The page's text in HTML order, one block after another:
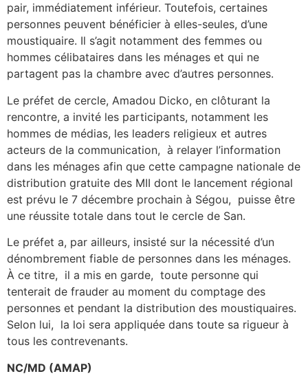
pair, immédiatement inférieur. Toutefois, certaines
personnes peuvent bénéficier à elles-seules, d’une
moustiquaire. Il s’agit notamment des femmes ou
hommes célibataires dans les ménages et qui ne
partagent pas la chambre avec d’autres personnes.
Le préfet de cercle, Amadou Dicko, en clôturant la
rencontre, a invité les participants, notamment les
hommes de médias, les leaders religieux et autres
acteurs de la communication, à relayer l’information
dans les ménages afin que cette campagne nationale de
distribution gratuite des MII dont le lancement régional
est prévu le 7 décembre prochain à Ségou, puisse être
une réussite totale dans tout le cercle de San.
Le préfet a, par ailleurs, insisté sur la nécessité d’un
dénombrement fiable de personnes dans les ménages.
À ce titre, il a mis en garde, toute personne qui
tenterait de frauder au moment du comptage des
personnes et pendant la distribution des moustiquaires.
Selon lui, la loi sera appliquée dans toute sa rigueur à
tous les contrevenants.
NC/MD (AMAP)